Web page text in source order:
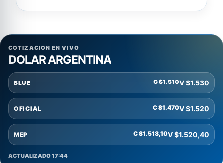
COTIZACION EN VIVO
DOLAR ARGENTINA
BLUE C $1.510V $1.530
OFICIAL C $1.470V $1.520
MEP C $1.518,10V $1.520,40
ACTUALIZADO 17:44